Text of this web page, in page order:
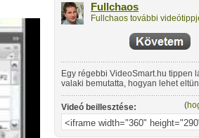
Fullchaos
Fullchaos további
Egy régebbi VideoSmart.hu tippen
valaki bemutatta, hogyan lehet
popsijáról vagy derekáról a
"clone stamp", azaz klónozás
ami arra való, hogy a kép egy
helyre másoljuk. Ez egy nagyon jó
lehet vele retusálni.
Videó beillesztése: (